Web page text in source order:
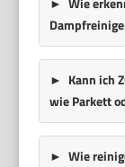
Kann ich
wie Parkett
Wie